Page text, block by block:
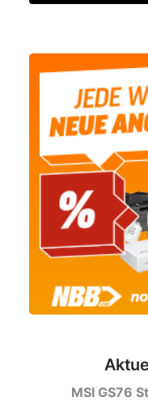
MSI GS76